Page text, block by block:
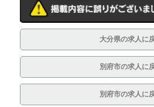
大分県の求人に
別府市の求人に
別府市の求人に